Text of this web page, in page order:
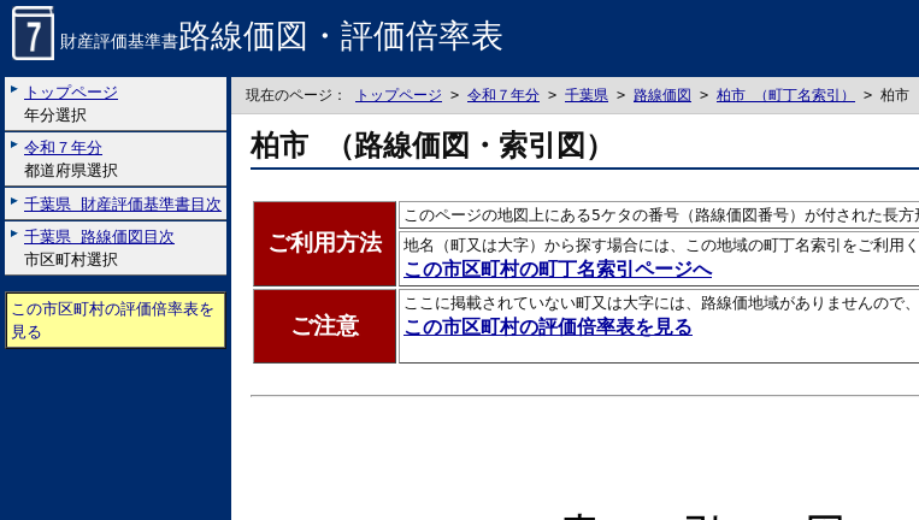
財産評価基準書路線価図・評価倍率表
トップページ
年分選択
令和７年分
都道府県選択
千葉県 財産評価基準書目次
千葉県 路線価図目次
市区町村選択
この市区町村の評価倍率表を
見る
現在のページ： トップページ > 令和７年分 > 千葉県 > 路線価図 > 柏市 （町丁名索引） > 柏市
柏市 （路線価図・索引図）
ご利用方法
このページの地図上にある5ケタの番号（路線価図番号）が付された長
地名（町又は大字）から探す場合には、この地域の町丁名索引をご利用く
この市区町村の町丁名索引ページへ
ご注意
ここに掲載されていない町又は大字には、路線価地域がありませんので
この市区町村の評価倍率表を見る